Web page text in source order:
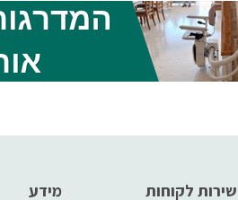
לחץ לכן יש לקרוא את המאמר עד
סופו.
מידע שירות לקוחות